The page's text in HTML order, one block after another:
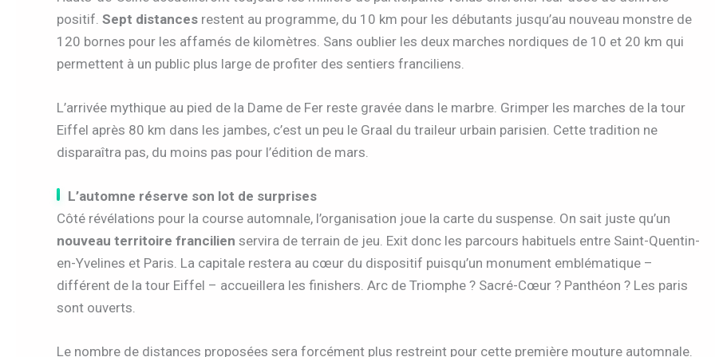
positif. Sept distances restent au programme, du 10 km pour les débutants jusqu’au nouveau monstre de
120 bornes pour les affamés de kilomètres. Sans oublier les deux marches nordiques de 10 et 20 km qui
permettent à un public plus large de profiter des sentiers franciliens.
L’arrivée mythique au pied de la Dame de Fer reste gravée dans le marbre. Grimper les marches de la tour
Eiffel après 80 km dans les jambes, c’est un peu le Graal du traileur urbain parisien. Cette tradition ne
disparaîtra pas, du moins pas pour l’édition de mars.
L’automne réserve son lot de surprises
Côté révélations pour la course automnale, l’organisation joue la carte du suspense. On sait juste qu’un
nouveau territoire francilien servira de terrain de jeu. Exit donc les parcours habituels entre Saint-Quentin-
en-Yvelines et Paris. La capitale restera au cœur du dispositif puisqu’un monument emblématique –
différent de la tour Eiffel – accueillera les finishers. Arc de Triomphe ? Sacré-Cœur ? Panthéon ? Les paris
sont ouverts.
Le nombre de distances proposées sera forcément plus restreint pour cette première mouture automnale.